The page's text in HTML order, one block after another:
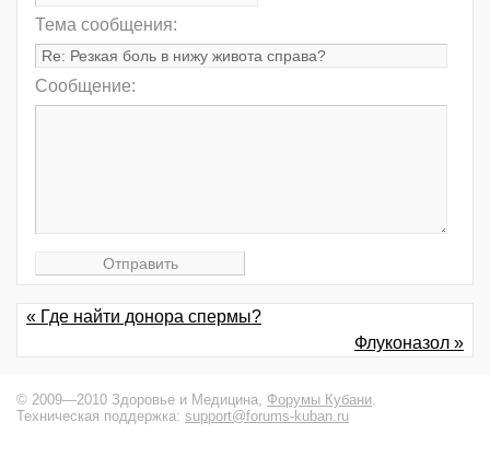
Тема сообщения:
Сообщение:
« Где найти донора спермы?
Флуконазол »
© 2009—2010 Здоровье и Медицина, Форумы Кубани.
Техническая поддержка: support@forums-kuban.ru